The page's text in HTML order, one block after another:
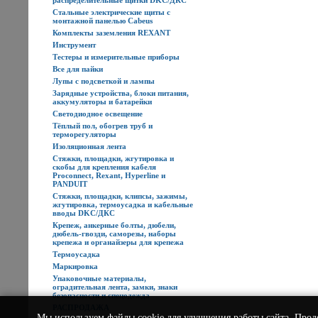
Стальные электрические щиты с
монтажной панелью Cabeus
Комплекты заземления REXANT
Инструмент
Тестеры и измерительные приборы
Все для пайки
Лупы с подсветкой и лампы
Зарядные устройства, блоки питания,
аккумуляторы и батарейки
Светодиодное освещение
Тёплый пол, обогрев труб и
терморегуляторы
Изоляционная лента
Стяжки, площадки, жгутировка и
скобы для крепления кабеля
Proconnect, Rexant, Hyperline и
PANDUIT
Стяжки, площадки, клипсы, зажимы,
жгутировка, термоусадка и кабельные
вводы DKC/ДКС
Крепеж, анкерные болты, дюбели,
дюбель-гвозди, саморезы, наборы
крепежа и органайзеры для крепежа
Термоусадка
Маркировка
Упаковочные материалы,
оградительная лента, замки, знаки
безопасности и спецодежда